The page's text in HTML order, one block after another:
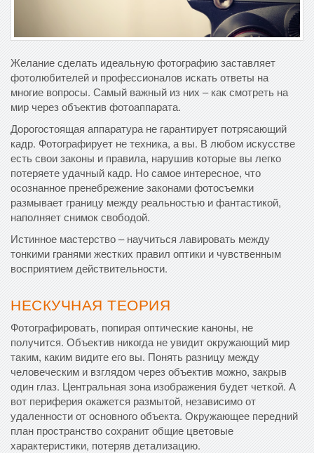
Желание сделать идеальную фотографию заставляет
фотолюбителей и профессионалов искать ответы на
многие вопросы. Самый важный из них – как смотреть на
мир через объектив фотоаппарата.
Дорогостоящая аппаратура не гарантирует потрясающий
кадр. Фотографирует не техника, а вы. В любом искусстве
есть свои законы и правила, нарушив которые вы легко
потеряете удачный кадр. Но самое интересное, что
осознанное пренебрежение законами фотосъемки
размывает границу между реальностью и фантастикой,
наполняет снимок свободой.
Истинное мастерство – научиться лавировать между
тонкими гранями жестких правил оптики и чувственным
восприятием действительности.
НЕСКУЧНАЯ ТЕОРИЯ
Фотографировать, попирая оптические каноны, не
получится. Объектив никогда не увидит окружающий мир
таким, каким видите его вы. Понять разницу между
человеческим и взглядом через объектив можно, закрыв
один глаз. Центральная зона изображения будет четкой. А
вот периферия окажется размытой, независимо от
удаленности от основного объекта. Окружающее передний
план пространство сохранит общие цветовые
характеристики, потеряв детализацию.